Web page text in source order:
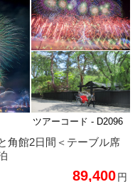
ツアーコード - D2096
角館2日間＜テーブル席
89,400 円